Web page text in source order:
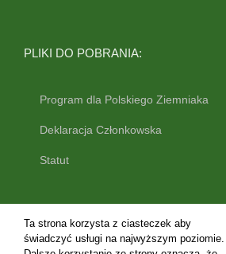
PLIKI DO POBRANIA:
Program dla Polskiego Ziemniaka
Deklaracja Członkowska
Statut
Ta strona korzysta z ciasteczek aby
świadczyć usługi na najwyższym poziomie.